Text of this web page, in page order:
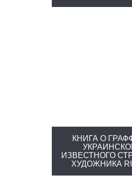
КНИГА О
ИЗВЕСТНОГО
ХУДОЖНИКА